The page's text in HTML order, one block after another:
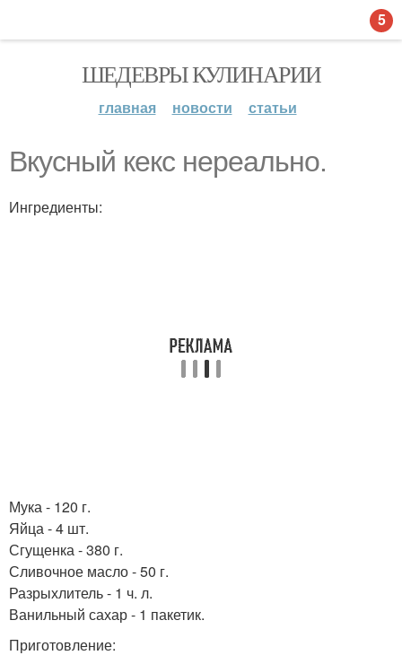
ШЕДЕВРЫ КУЛИНАРИИ
главная новости статьи
Вкусный кекс нереально.
Ингредиенты:
Мука - 120 г.
Яйца - 4 шт.
Сгущенка - 380 г.
Сливочное масло - 50 г.
Разрыхлитель - 1 ч. л.
Ванильный сахар - 1 пакетик.
Приготовление:
5